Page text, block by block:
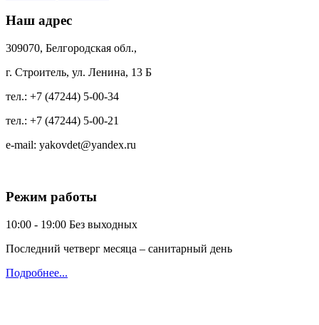
Наш адрес
309070, Белгородская обл.,
г. Строитель, ул. Ленина, 13 Б
тел.: +7 (47244) 5-00-34
тел.: +7 (47244) 5-00-21
e-mail: yakovdet@yandex.ru
Режим работы
10:00 - 19:00 Без выходных
Последний четверг месяца – санитарный день
Подробнее...